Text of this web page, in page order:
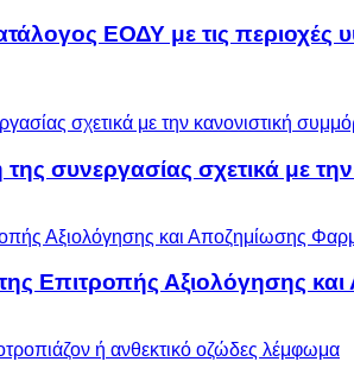
ΕΟΔΥ με τις περιοχές
συνεργασίας σχετικά με
Επιτροπής Αξιολόγησης